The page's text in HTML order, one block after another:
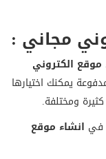
مجاني :
موقع الكتروني
يمكنك اختيارها
ومختلفة.
في انشاء موقع